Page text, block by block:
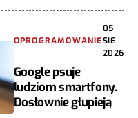
OPROGRAMOWANIE
05
SIE
2026
Google psuje
ludziom smartfony.
Dosłownie głupieją